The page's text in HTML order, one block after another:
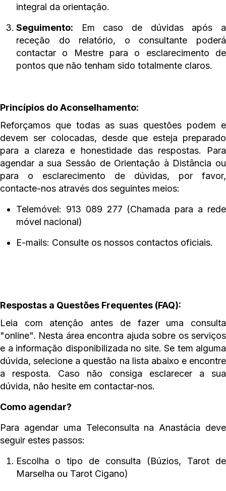
integral da orientação.
Seguimento: Em caso de dúvidas após a
receção do relatório, o consultante poderá
contactar o Mestre para o esclarecimento de
pontos que não tenham sido totalmente claros.
Princípios do Aconselhamento:
Reforçamos que todas as suas questões podem e
devem ser colocadas, desde que esteja preparado
para a clareza e honestidade das respostas. Para
agendar a sua Sessão de Orientação à Distância ou
para o esclarecimento de dúvidas, por favor,
contacte-nos através dos seguintes meios:
Telemóvel: 913 089 277 (Chamada para a rede
móvel nacional)
E-mails: Consulte os nossos contactos oficiais.
Respostas a Questões Frequentes (FAQ):
Leia com atenção antes de fazer uma consulta
"online". Nesta área encontra ajuda sobre os serviços
e a informação disponibilizada no site. Se tem alguma
dúvida, selecione a questão na lista abaixo e encontre
a resposta. Caso não consiga esclarecer a sua
dúvida, não hesite em contactar-nos.
Como agendar?
Para agendar uma Teleconsulta na Anastácia deve
seguir estes passos:
Escolha o tipo de consulta (Búzios, Tarot de
Marselha ou Tarot Cigano)